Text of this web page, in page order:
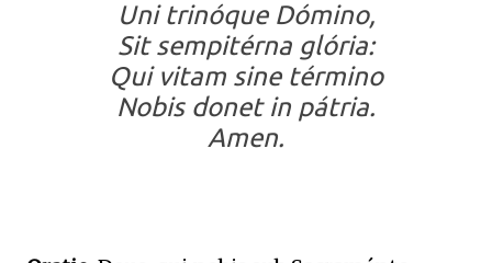
Uni trinóque Dómino,
Sit sempitérna glória:
Qui vitam sine término
Nobis donet in pátria.
Amen.